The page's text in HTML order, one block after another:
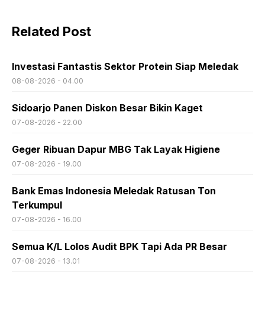
Related Post
Investasi Fantastis Sektor Protein Siap Meledak
08-08-2026 - 04.00
Sidoarjo Panen Diskon Besar Bikin Kaget
07-08-2026 - 22.00
Geger Ribuan Dapur MBG Tak Layak Higiene
07-08-2026 - 19.00
Bank Emas Indonesia Meledak Ratusan Ton
Terkumpul
07-08-2026 - 16.00
Semua K/L Lolos Audit BPK Tapi Ada PR Besar
07-08-2026 - 13.01